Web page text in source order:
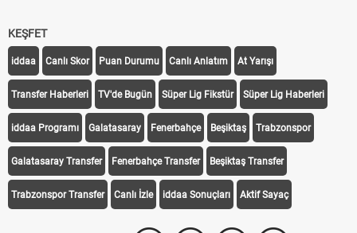
KEŞFET
iddaa Canlı Skor Puan Durumu Canlı Anlatım At Yarışı
Transfer Haberleri TV'de Bugün Süper Lig Fikstür Süper Lig Haberleri
iddaa Programı Galatasaray Fenerbahçe Beşiktaş Trabzonspor
Galatasaray Transfer Fenerbahçe Transfer Beşiktaş Transfer
Trabzonspor Transfer Canlı İzle iddaa Sonuçları Aktif Sayaç